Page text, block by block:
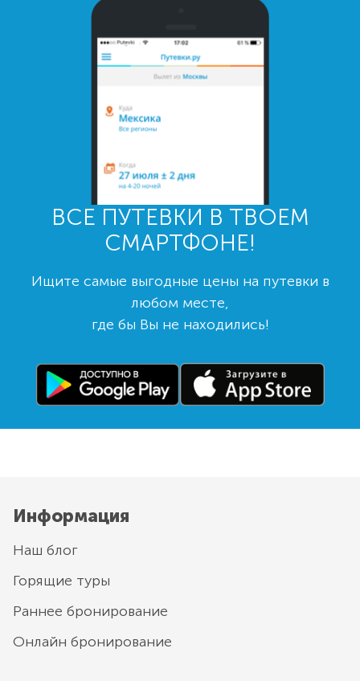
ВСЕ ПУТЕВКИ В ТВОЕМ
СМАРТФОНЕ!
Ищите самые выгодные цены на путевки в
любом месте,
где бы Вы не находились!
Информация
Наш блог
Горящие туры
Раннее бронирование
Онлайн бронирование